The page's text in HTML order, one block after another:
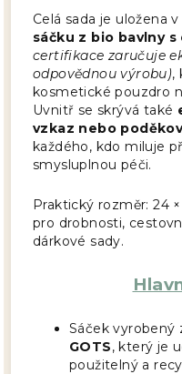
Celá sada je uložena
sáčku z bio bavlny
certifikace zaručuje
odpovědnou výrobu),
kosmetické pouzdro
Uvnitř se skrývá také
vzkaz nebo
každého, kdo miluje
smysluplnou péči.
Praktický rozměr: 24
pro drobnosti,
dárkové sady.
Sáček vyrobený
GOTS, který je
použitelný a